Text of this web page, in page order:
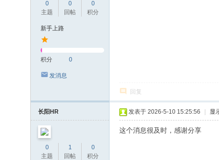
0
主题
0
回帖
0
积分
新手上路
积分 0
发消息
回复
长阳HR
0
主题
1
回帖
0
积分
发表于 2026-5-10 15:25:56 显
这个消息很及时，感谢分享